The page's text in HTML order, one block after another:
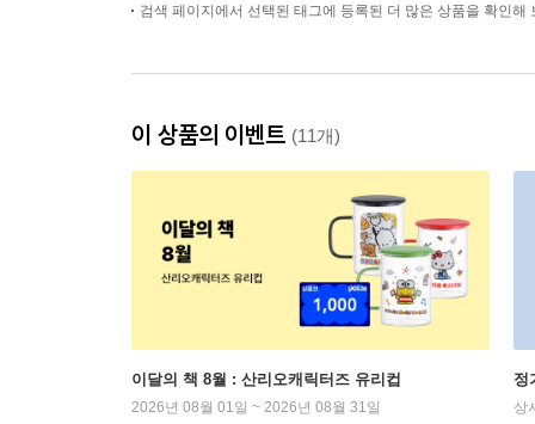
검색 페이지에서 선택된 태그에 등록된 더 많은 상품을 확인해
이 상품의 이벤트 (11개)
이달의 책 8월 : 산리오캐릭터즈 유리컵
2026년 08월 01일 ~ 2026년 08월 31일
정
상